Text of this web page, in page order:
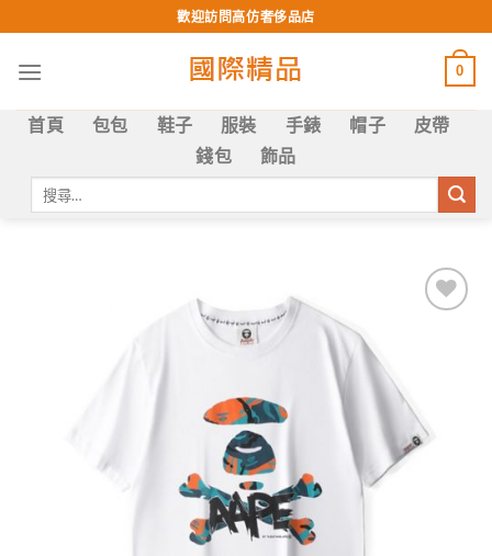
to
content
歡迎訪問高仿奢侈品店
0
首頁 包包 鞋子 服裝 手錶 帽子
皮帶
錢包
飾品